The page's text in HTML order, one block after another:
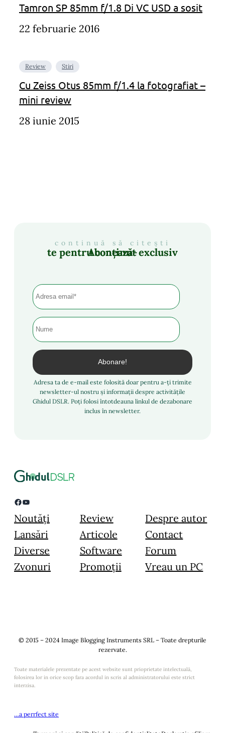
Tamron SP 85mm f/1.8 Di VC USD a sosit
22 februarie 2016
Review Stiri
Cu Zeiss Otus 85mm f/1.4 la fotografiat –
mini review
28 iunie 2015
continuă să citești
Abonează-te pentru conținut exclusiv
Adresa ta de e-mail este folosită doar pentru a-ți trimite
newsletter-ul nostru și informații despre activitățile
Ghidul DSLR. Poți folosi întotdeauna linkul de dezabonare
inclus în newsletter.
Facebook YouTube
Noutăți
Lansări
Diverse
Zvonuri
Review
Articole
Software
Promoții
Despre autor
Contact
Forum
Vreau un PC
© 2015 – 2024 Image Blogging Instruments SRL – Toate drepturile
rezervate.
Toate materialele prezentate pe acest website sunt prioprietate intelectuală,
folosirea lor in orice scop fara acordul in scris al administratorului este strict
interzisa.
…a perrfect site